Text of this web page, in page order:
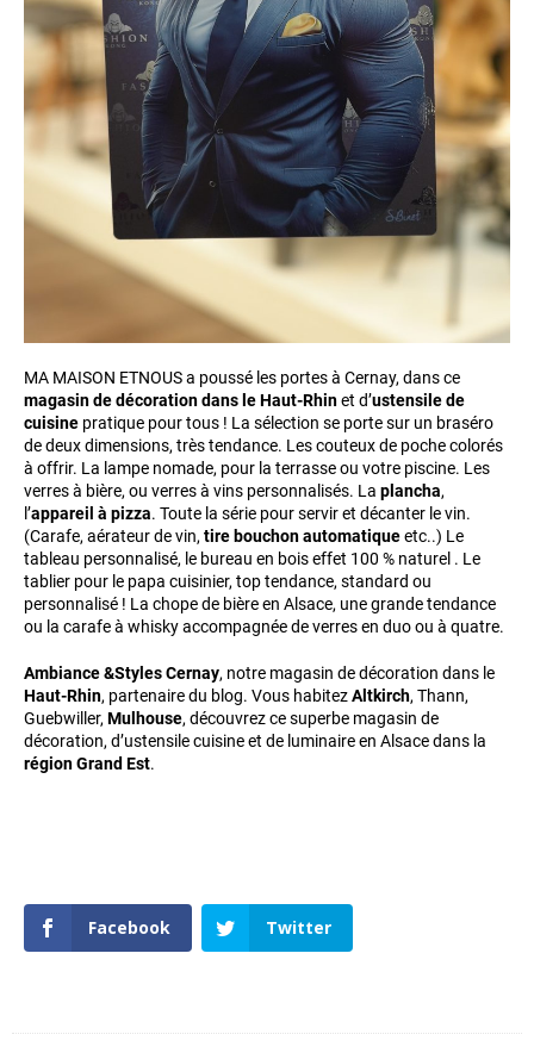
MA MAISON ETNOUS a poussé les portes à Cernay, dans ce
magasin de décoration dans le Haut-Rhinet d’ustensile de
cuisine pratique pour tous ! La sélection se porte sur un braséro
de deux dimensions, très tendance. Les couteux de poche colorés
à offrir. La lampe nomade, pour la terrasse ou votre piscine. Les
verres à bière, ou verres à vins personnalisés. La plancha,
l’appareil à pizza. Toute la série pour servir et décanter le vin.
(Carafe, aérateur de vin, tire bouchon automatiqueetc..) Le
tableau personnalisé, le bureau en bois effet 100 % naturel . Le
tablier pour le papa cuisinier, top tendance, standard ou
personnalisé ! La chope de bière en Alsace, une grande tendance
ou la carafe à whisky accompagnée de verres en duo ou à quatre.
Ambiance &Styles Cernay, notre magasin de décoration dans le
Haut-Rhin, partenaire du blog. Vous habitezAltkirch, Thann,
Guebwiller, Mulhouse, découvrez ce superbe magasin de
décoration, d’ustensile cuisine et de luminaire en Alsace dans la
région Grand Est.
Facebook Twitter